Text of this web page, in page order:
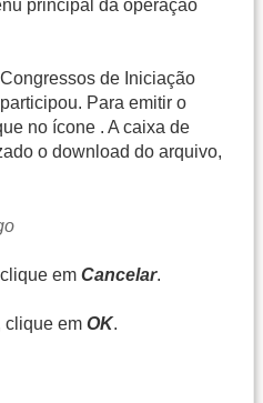
principal da operação
de Iniciação
Para emitir o
no ícone . A caixa de
o download do arquivo,
em Cancelar.
clique em OK.